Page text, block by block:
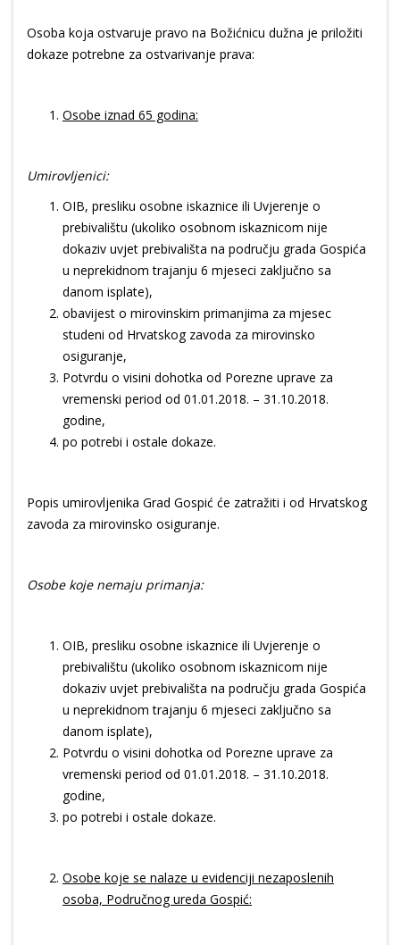
Osoba koja ostvaruje pravo na Božićnicu dužna je priložiti
dokaze potrebne za ostvarivanje prava:
Osobe iznad 65 godina:
Umirovljenici:
OIB, presliku osobne iskaznice ili Uvjerenje o
prebivalištu (ukoliko osobnom iskaznicom nije
dokaziv uvjet prebivališta na području grada Gospića
u neprekidnom trajanju 6 mjeseci zaključno sa
danom isplate),
obavijest o mirovinskim primanjima za mjesec
studeni od Hrvatskog zavoda za mirovinsko
osiguranje,
Potvrdu o visini dohotka od Porezne uprave za
vremenski period od 01.01.2018. – 31.10.2018.
godine,
po potrebi i ostale dokaze.
Popis umirovljenika Grad Gospić će zatražiti i od Hrvatskog
zavoda za mirovinsko osiguranje.
Osobe koje nemaju primanja:
OIB, presliku osobne iskaznice ili Uvjerenje o
prebivalištu (ukoliko osobnom iskaznicom nije
dokaziv uvjet prebivališta na području grada Gospića
u neprekidnom trajanju 6 mjeseci zaključno sa
danom isplate),
Potvrdu o visini dohotka od Porezne uprave za
vremenski period od 01.01.2018. – 31.10.2018.
godine,
po potrebi i ostale dokaze.
Osobe koje se nalaze u evidenciji nezaposlenih
osoba, Područnog ureda Gospić: